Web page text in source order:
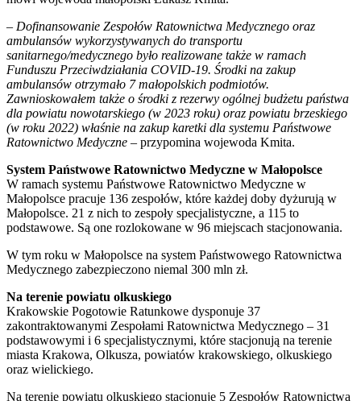
– Dofinansowanie Zespołów Ratownictwa Medycznego oraz
ambulansów wykorzystywanych do transportu
sanitarnego/medycznego było realizowane także w ramach
Funduszu Przeciwdziałania COVID-19. Środki na zakup
ambulansów otrzymało 7 małopolskich podmiotów.
Zawnioskowałem także o środki z rezerwy ogólnej budżetu państwa
dla powiatu nowotarskiego (w 2023 roku) oraz powiatu brzeskiego
(w roku 2022) właśnie na zakup karetki dla systemu Państwowe
Ratownictwo Medyczne – przypomina wojewoda Kmita.
System Państwowe Ratownictwo Medyczne w Małopolsce
W ramach systemu Państwowe Ratownictwo Medyczne w
Małopolsce pracuje 136 zespołów, które każdej doby dyżurują w
Małopolsce. 21 z nich to zespoły specjalistyczne, a 115 to
podstawowe. Są one rozlokowane w 96 miejscach stacjonowania.
W tym roku w Małopolsce na system Państwowego Ratownictwa
Medycznego zabezpieczono niemal 300 mln zł.
Na terenie powiatu olkuskiego
Krakowskie Pogotowie Ratunkowe dysponuje 37
zakontraktowanymi Zespołami Ratownictwa Medycznego – 31
podstawowymi i 6 specjalistycznymi, które stacjonują na terenie
miasta Krakowa, Olkusza, powiatów krakowskiego, olkuskiego
oraz wielickiego.
Na terenie powiatu olkuskiego stacjonuje 5 Zespołów Ratownictwa